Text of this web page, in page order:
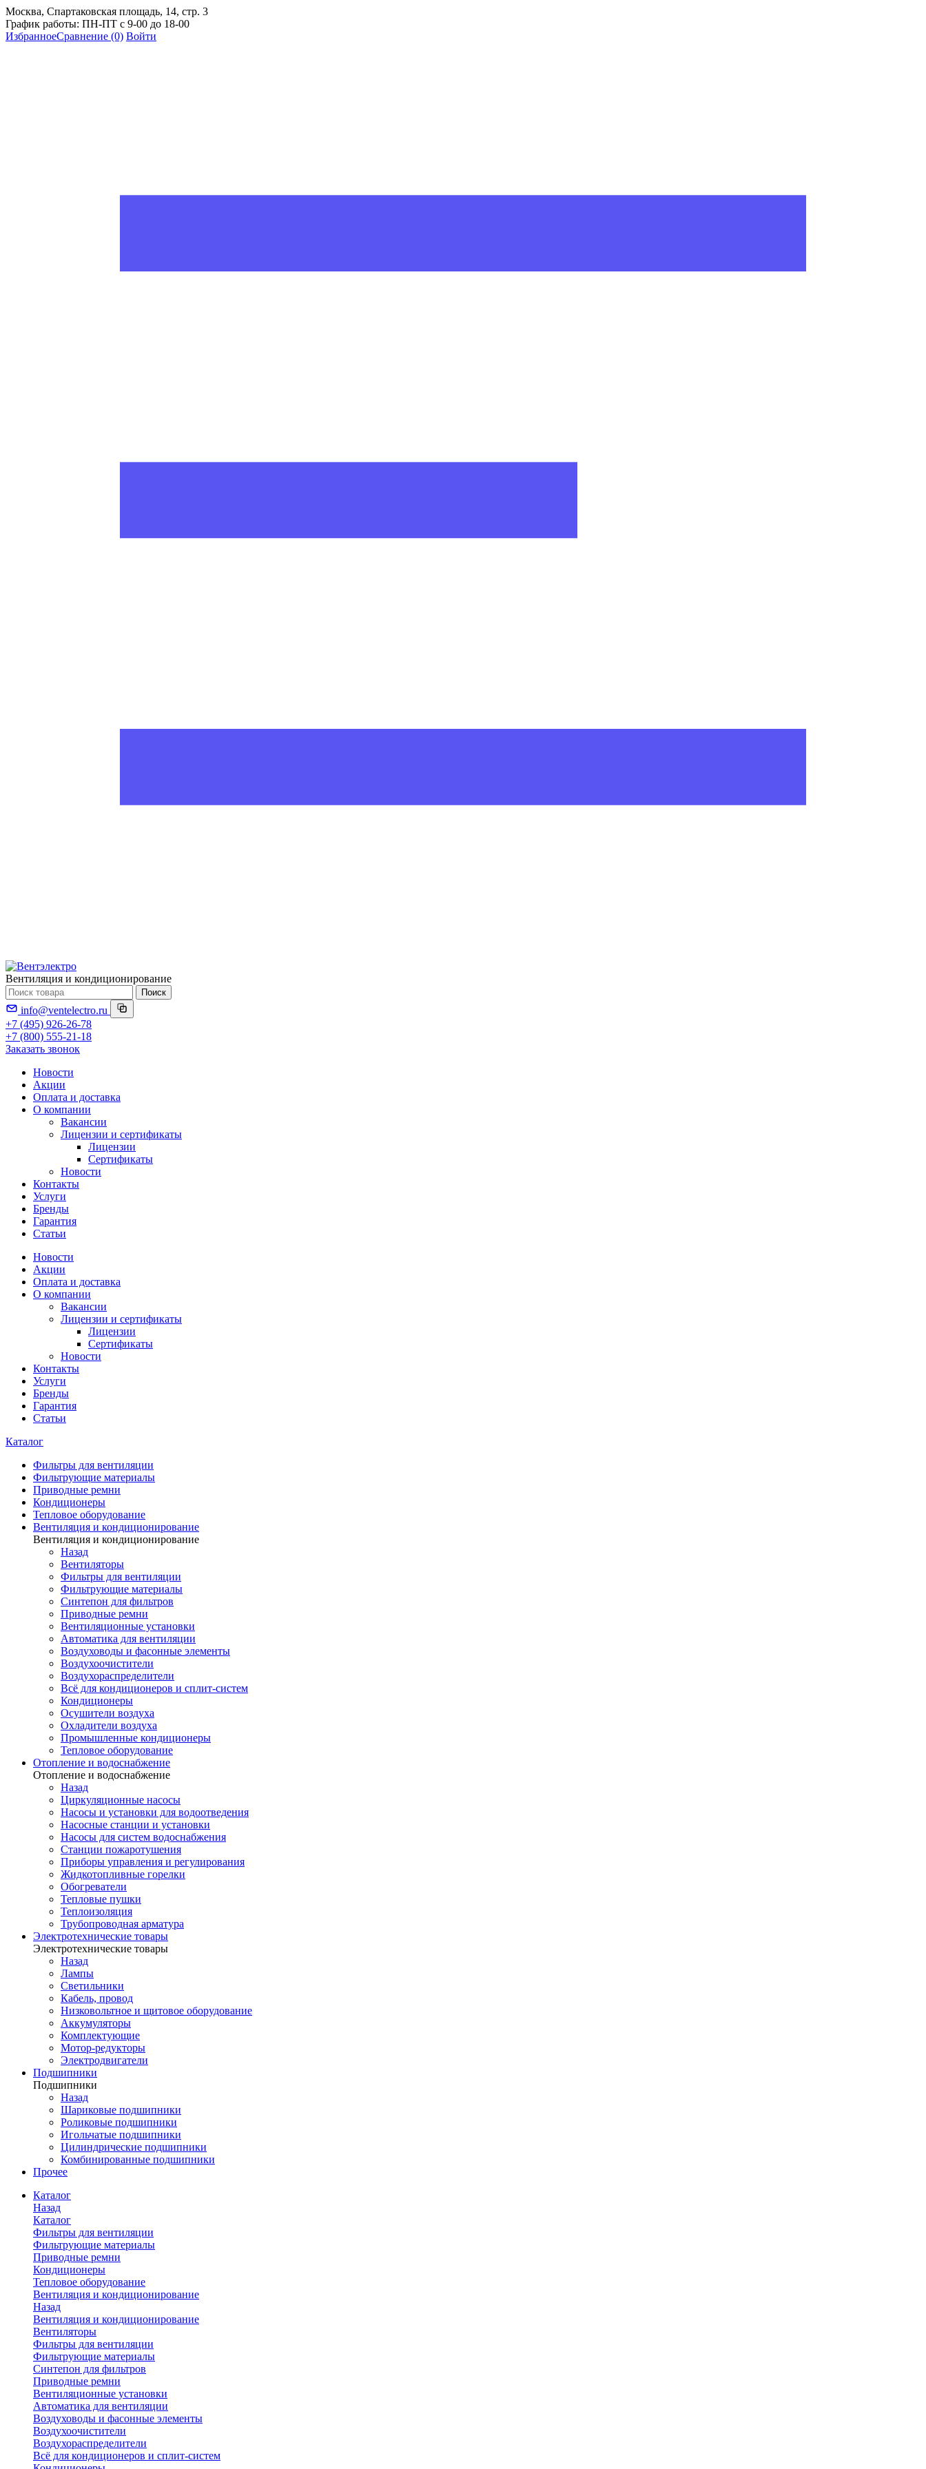
Москва, Спартаковская площадь, 14, стр. 3
График работы: ПН-ПТ с 9-00 до 18-00
ИзбранноеСравнение (0) Войти
Вентиляция и кондиционирование
Поиск
info@ventelectro.ru
+7 (495) 926-26-78
+7 (800) 555-21-18
Заказать звонок
Новости
Акции
Оплата и доставка
О компании
Вакансии
Лицензии и сертификаты
Лицензии
Сертификаты
Новости
Контакты
Услуги
Бренды
Гарантия
Статьи
Новости
Акции
Оплата и доставка
О компании
Вакансии
Лицензии и сертификаты
Лицензии
Сертификаты
Новости
Контакты
Услуги
Бренды
Гарантия
Статьи
Каталог
Фильтры для вентиляции
Фильтрующие материалы
Приводные ремни
Кондиционеры
Тепловое оборудование
Вентиляция и кондиционирование
Вентиляция и кондиционирование
Назад
Вентиляторы
Фильтры для вентиляции
Фильтрующие материалы
Синтепон для фильтров
Приводные ремни
Вентиляционные установки
Автоматика для вентиляции
Воздуховоды и фасонные элементы
Воздухоочистители
Воздухораспределители
Всё для кондиционеров и сплит-систем
Кондиционеры
Осушители воздуха
Охладители воздуха
Промышленные кондиционеры
Тепловое оборудование
Отопление и водоснабжение
Отопление и водоснабжение
Назад
Циркуляционные насосы
Насосы и установки для водоотведения
Насосные станции и установки
Насосы для систем водоснабжения
Станции пожаротушения
Приборы управления и регулирования
Жидкотопливные горелки
Обогреватели
Тепловые пушки
Теплоизоляция
Трубопроводная арматура
Электротехнические товары
Электротехнические товары
Назад
Лампы
Светильники
Кабель, провод
Низковольтное и щитовое оборудование
Аккумуляторы
Комплектующие
Мотор-редукторы
Электродвигатели
Подшипники
Подшипники
Назад
Шариковые подшипники
Роликовые подшипники
Игольчатые подшипники
Цилиндрические подшипники
Комбинированные подшипники
Прочее
Каталог
Назад
Каталог
Фильтры для вентиляции
Фильтрующие материалы
Приводные ремни
Кондиционеры
Тепловое оборудование
Вентиляция и кондиционирование
Назад
Вентиляция и кондиционирование
Вентиляторы
Фильтры для вентиляции
Фильтрующие материалы
Синтепон для фильтров
Приводные ремни
Вентиляционные установки
Автоматика для вентиляции
Воздуховоды и фасонные элементы
Воздухоочистители
Воздухораспределители
Всё для кондиционеров и сплит-систем